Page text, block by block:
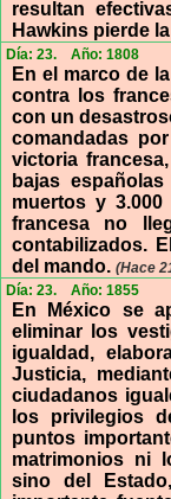
resultan
Hawkins pierde
Día: 23.
Año: 1808
En el marco de
contra los
con un
comandadas
victoria
bajas
muertos y
francesa no
contabilizados.
del mando. (Hace
Día: 23.
Año: 1855
En México se
eliminar los
igualdad,
Justicia,
ciudadanos
los privilegios
puntos
matrimonios ni
sino del